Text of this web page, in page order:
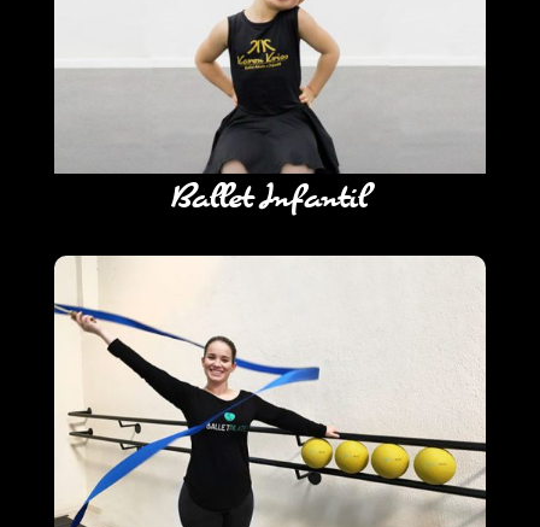
Ballet Infantil